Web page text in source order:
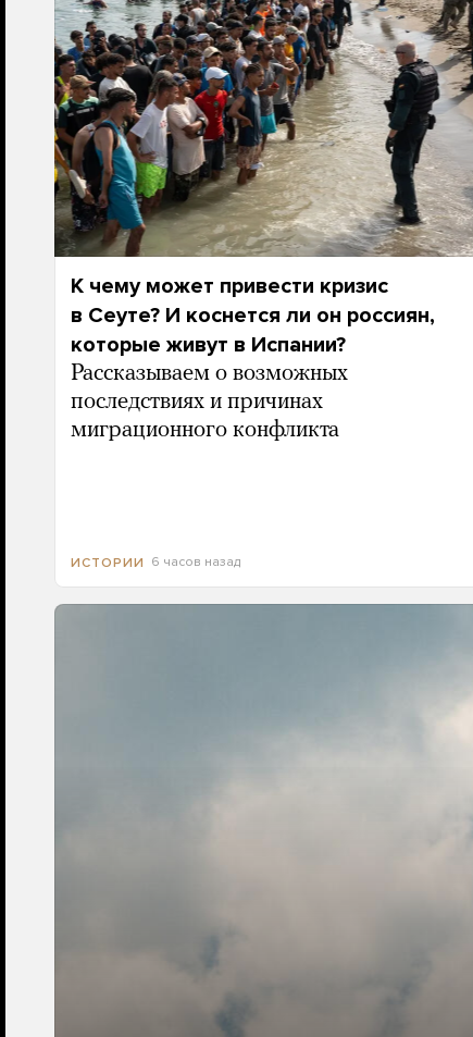
К чему может привести кризис
в Сеуте? И коснется ли он россиян,
которые живут в Испании?
Рассказываем о возможных
последствиях и причинах
миграционного конфликта
ИСТОРИИ 6 часов назад